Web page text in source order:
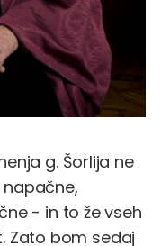
g. Šorlija ne
- in to že vseh
Zato bom sedaj